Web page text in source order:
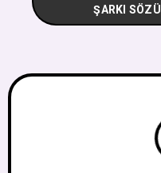
ŞARKI SÖZÜ